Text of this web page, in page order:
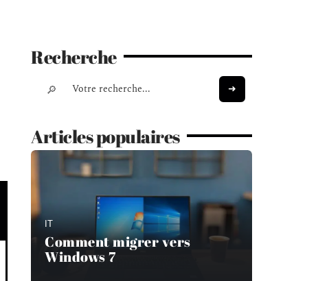
Recherche
Articles populaires
IT
Comment migrer vers
Windows 7